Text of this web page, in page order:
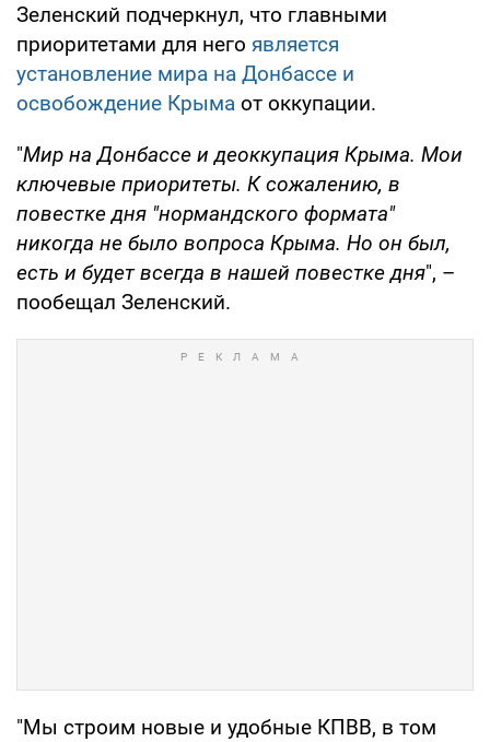
Зеленский подчеркнул, что главными
приоритетами для него является
установление мира на Донбассе и
освобождение Крыма от оккупации.
"Мир на Донбассе и деоккупация Крыма. Мои
ключевые приоритеты. К сожалению, в
повестке дня "нормандского формата"
никогда не было вопроса Крыма. Но он был,
есть и будет всегда в нашей повестке дня", –
пообещал Зеленский.
"Мы строим новые и удобные КПВВ, в том